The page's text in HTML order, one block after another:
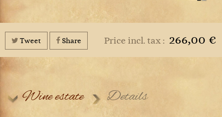
Price incl. tax : 266,00 €
Tweet Share
Wine estate
Details